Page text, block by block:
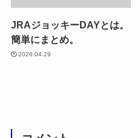
JRAジョッキーDAYとは。
簡単にまとめ。
2026.04.29